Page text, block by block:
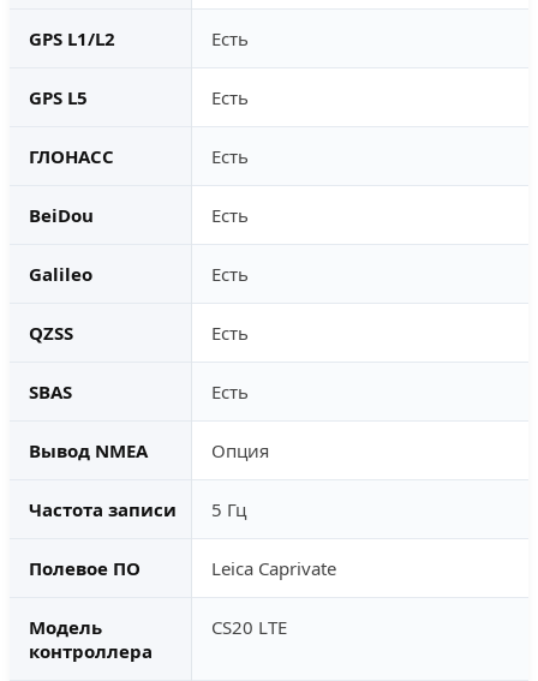
GPS L1/L2 Есть
GPS L5 Есть
ГЛОНАСС Есть
BeiDou Есть
Galileo Есть
QZSS Есть
SBAS Есть
Вывод NMEA Опция
Частота записи 5 Гц
Полевое ПО Leica Caprivate
Модель
контроллера
CS20 LTE